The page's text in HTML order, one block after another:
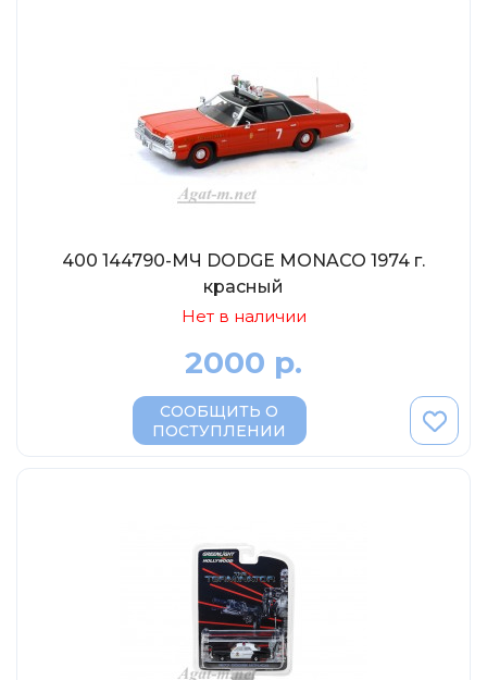
400 144790-МЧ DODGE MONACO 1974 г.
красный
Нет в наличии
2000 р.
СООБЩИТЬ О
ПОСТУПЛЕНИИ